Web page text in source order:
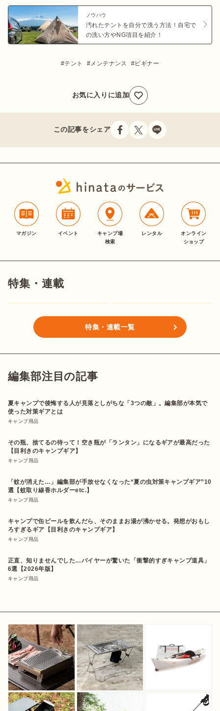
ノウハウ
汚れたテントを自分で洗う方法！自宅で
の洗い方やNG項目を紹介！
テント メンテナンス ビギナー
お気に入りに追加
この記事をシェア
マガジン イベント
キャンプ場
検索
レンタル
オンライン
ショップ
特集・連載
特集・連載一覧
編集部注目の記事
夏キャンプで後悔する人が見落としがちな「3つの敵」。編集部が本気で
使った対策ギアとは
キャンプ用品
その瓶、捨てるの待って！空き瓶が「ランタン」になるギアが最高だった
【目利きのキャンプギア】
キャンプ用品
「蚊が消えた…」編集部が手放せなくなった“夏の虫対策キャンプギア”10
選【蚊取り線香ホルダーetc.】
キャンプ用品
キャンプで缶ビールを飲んだら、そのままお湯が沸かせる。発想がおもし
ろすぎるギア【目利きのキャンプギア】
キャンプ用品
正直、知りませんでした…バイヤーが驚いた「衝撃的すぎキャンプ道具」
6選【2026年版】
キャンプ用品